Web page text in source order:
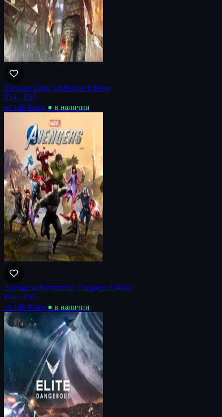
Sleeping Dogs: Definitive Edition
PS4 · PS5
от 149 ₽/нед ● в наличии
Avenger's (Мстители) Endgame Edition
PS4 · PS5
от 149 ₽/нед ● в наличии